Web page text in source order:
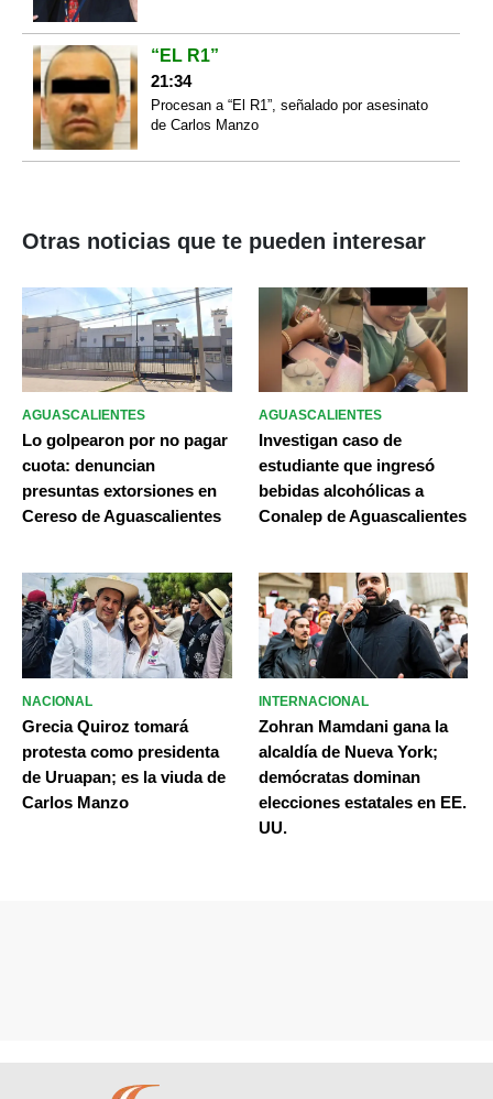
“EL R1”
21:34
Procesan a “El R1”, señalado por asesinato
de Carlos Manzo
Otras noticias que te pueden interesar
AGUASCALIENTES
Lo golpearon por no pagar
cuota: denuncian
presuntas extorsiones en
Cereso de Aguascalientes
AGUASCALIENTES
Investigan caso de
estudiante que ingresó
bebidas alcohólicas a
Conalep de Aguascalientes
NACIONAL
Grecia Quiroz tomará
protesta como presidenta
de Uruapan; es la viuda de
Carlos Manzo
INTERNACIONAL
Zohran Mamdani gana la
alcaldía de Nueva York;
demócratas dominan
elecciones estatales en EE.
UU.